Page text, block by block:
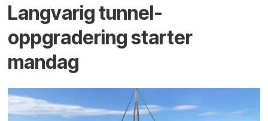
Langvarig tunnel­
oppgradering starter
mandag